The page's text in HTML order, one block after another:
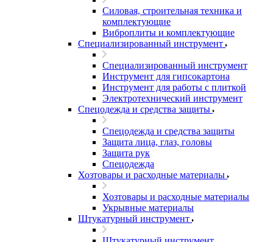
Силовая, строительная техника и
комплектующие
Виброплиты и комплектующие
Специализированный инструмент
Специализированный инструмент
Инструмент для гипсокартона
Инструмент для работы с плиткой
Электротехнический инструмент
Спецодежда и средства защиты
Спецодежда и средства защиты
Защита лица, глаз, головы
Защита рук
Спецодежда
Хозтовары и расходные материалы
Хозтовары и расходные материалы
Укрывные материалы
Штукатурный инструмент